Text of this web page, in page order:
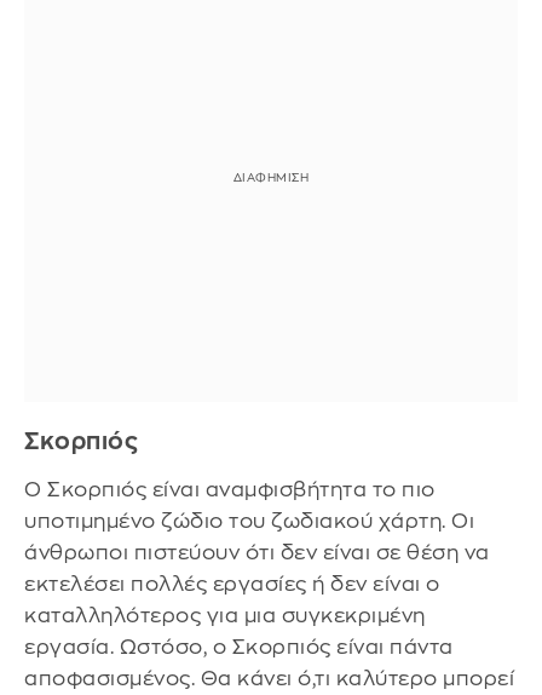
Σκορπιός
Ο Σκορπιός είναι αναμφισβήτητα το πιο
υποτιμημένο ζώδιο του ζωδιακού χάρτη. Οι
άνθρωποι πιστεύουν ότι δεν είναι σε θέση να
εκτελέσει πολλές εργασίες ή δεν είναι ο
καταλληλότερος για μια συγκεκριμένη
εργασία. Ωστόσο, ο Σκορπιός είναι πάντα
αποφασισμένος. Θα κάνει ό,τι καλύτερο μπορεί